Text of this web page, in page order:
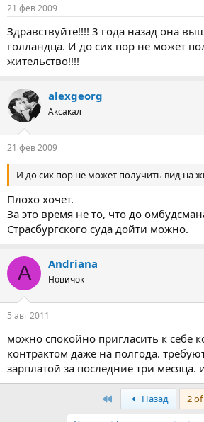
21 фев 2009
Здравствуйте!!!! 3 года назад она
голландца. И до сих пор не может
жительство!!!!
alexgeorg
Аксакал
21 фев 2009
И до сих пор не может получить вид на
Плохо хочет.
За это время не то, что до
Страсбургского суда дойти можно.
A Andriana
Новичок
5 авг 2011
можно спокойно пригласить к себе
контрактом даже на полгода.
зарплатой за последние три месяца.
Назад
2